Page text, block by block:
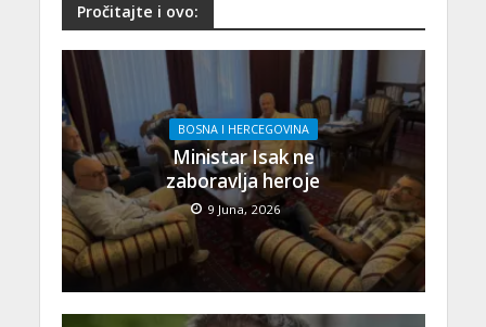
Pročitajte i ovo:
BOSNA I HERCEGOVINA
Ministar Isak ne
zaboravlja heroje
9 Juna, 2026